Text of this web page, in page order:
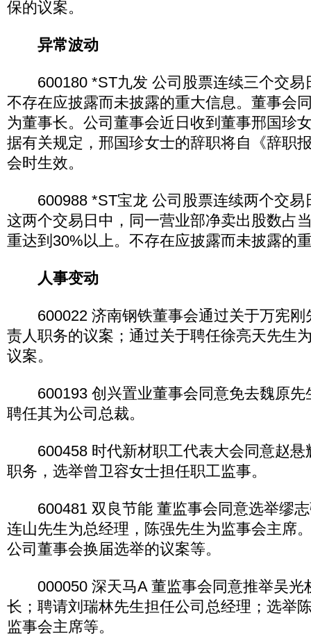
保的议案。
异常波动
600180 *ST九发 公司股票连续三个交易
不存在应披露而未披露的重大信息。董事会
为董事长。公司董事会近日收到董事邢国珍
据有关规定，邢国珍女士的辞职将自《辞职
会时生效。
600988 *ST宝龙 公司股票连续两个交易
这两个交易日中，同一营业部净卖出股数占
重达到30%以上。不存在应披露而未披露的
人事变动
600022 济南钢铁董事会通过关于万宪刚
责人职务的议案；通过关于聘任徐亮天先生
议案。
600193 创兴置业董事会同意免去魏原先
聘任其为公司总裁。
600458 时代新材职工代表大会同意赵悬
职务，选举曾卫容女士担任职工监事。
600481 双良节能 董监事会同意选举缪志
连山先生为总经理，陈强先生为监事会主席
公司董事会换届选举的议案等。
000050 深天马A 董监事会同意推举吴光
长；聘请刘瑞林先生担任公司总经理；选举
监事会主席等。